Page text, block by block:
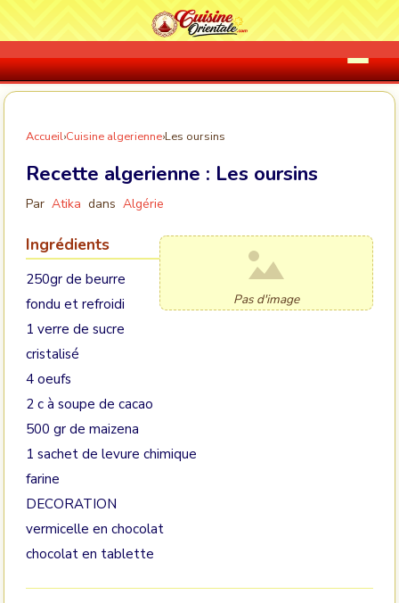
Accueil›Cuisine algerienne›Les oursins
Recette algerienne : Les oursins
Par Atika dans Algérie
Pas d'image
Ingrédients
250gr de beurre
fondu et refroidi
1 verre de sucre
cristalisé
4 oeufs
2 c à soupe de cacao
500 gr de maizena
1 sachet de levure chimique
farine
DECORATION
vermicelle en chocolat
chocolat en tablette